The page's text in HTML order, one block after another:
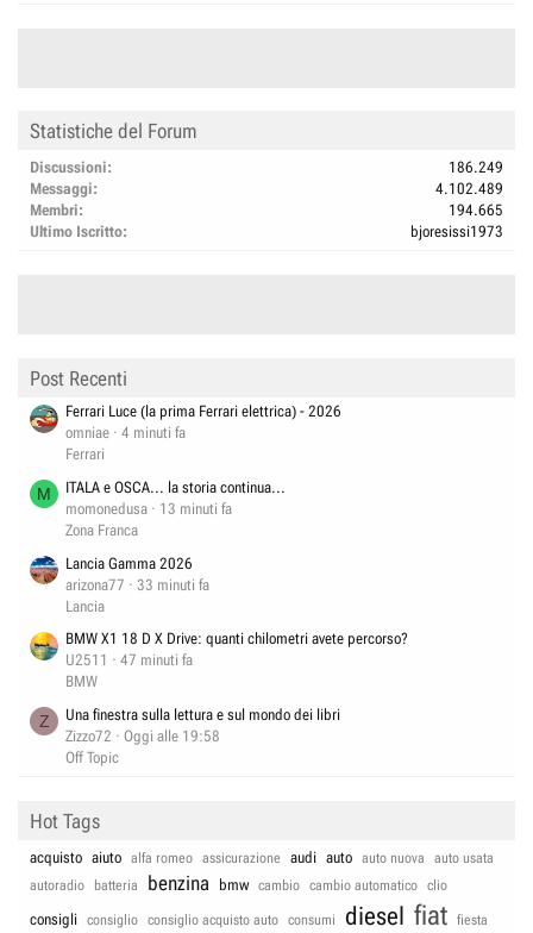
Statistiche del Forum
Discussioni
186.249
Messaggi
4.102.489
Membri
194.665
Ultimo Iscritto
bjoresissi1973
Post Recenti
Ferrari Luce (la prima Ferrari elettrica) - 2026
omniae
4 minuti fa
Ferrari
M
ITALA e OSCA... la storia continua...
momonedusa
13 minuti fa
Zona Franca
Lancia Gamma 2026
arizona77
33 minuti fa
Lancia
BMW X1 18 D X Drive: quanti chilometri avete percorso?
U2511
47 minuti fa
BMW
Z
Una finestra sulla lettura e sul mondo dei libri
Zizzo72
Oggi alle 19:58
Off Topic
Hot Tags
acquisto aiuto alfa romeo assicurazione audi auto auto nuova
auto usata
autoradio
batteria benzina bmw cambio cambio automatico clio
consigli consiglio consiglio acquisto auto consumi diesel fiat fiesta